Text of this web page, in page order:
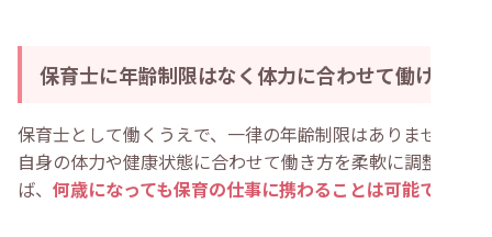
保育士に年齢制限はなく体力に合わせて働ける
保育士として働くうえで、一律の年齢制限はありません。
自身の体力や健康状態に合わせて働き方を柔軟に調整すれ
ば、 何歳になっても保育の仕事に携わることは可能です